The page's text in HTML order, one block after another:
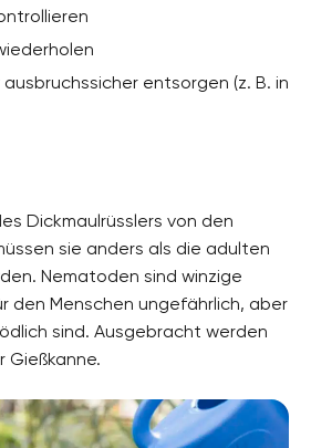
entsorgen (z. B. in
Dickmaulrüsslers von den
sie anders als die adulten
Nematoden sind winzige
den Menschen ungefährlich, aber
sind. Ausgebracht werden
Gießkanne.